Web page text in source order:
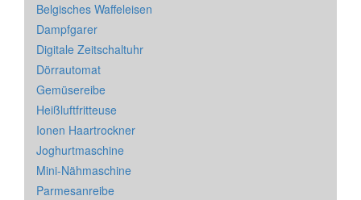
Belgisches Waffeleisen
Dampfgarer
Digitale Zeitschaltuhr
Dörrautomat
Gemüsereibe
Heißluftfritteuse
Ionen Haartrockner
Joghurtmaschine
Mini-Nähmaschine
Parmesanreibe